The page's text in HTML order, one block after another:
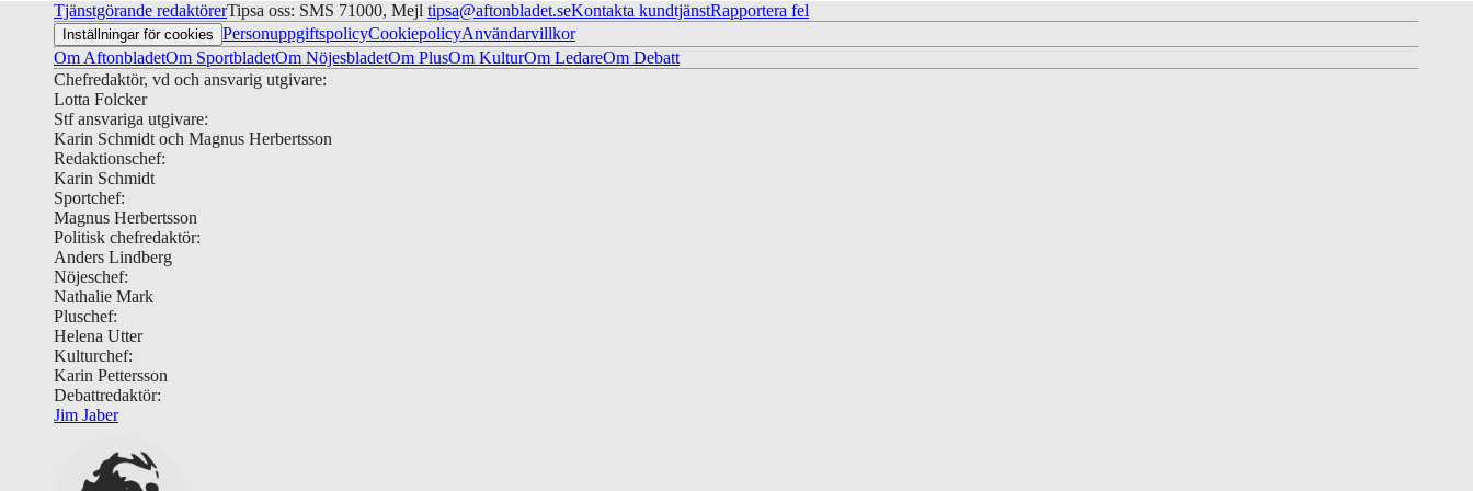
Tjänstgörande redaktörerTipsa oss: SMS 71000, Mejl tipsa@aftonbladet.seKontakta kundtjänstRapportera fel
Inställningar för cookies PersonuppgiftspolicyCookiepolicyAnvändarvillkor
Om AftonbladetOm SportbladetOm NöjesbladetOm PlusOm KulturOm LedareOm Debatt
Chefredaktör, vd och ansvarig utgivare:
Lotta Folcker
Stf ansvariga utgivare:
Karin Schmidt och Magnus Herbertsson
Redaktionschef:
Karin Schmidt
Sportchef:
Magnus Herbertsson
Politisk chefredaktör:
Anders Lindberg
Nöjeschef:
Nathalie Mark
Pluschef:
Helena Utter
Kulturchef:
Karin Pettersson
Debattredaktör:
Jim Jaber